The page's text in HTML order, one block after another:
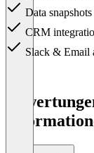
Data snapshots
CRM
Slack & Email